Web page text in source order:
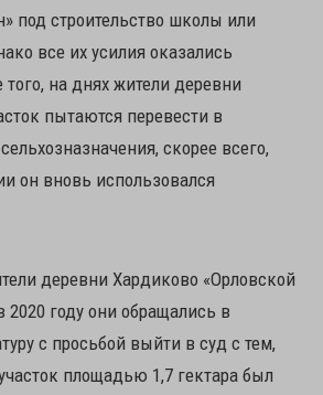
под строительство школы или
все их усилия оказались
на днях жители деревни
пытаются перевести в
скорее всего,
он вновь использовался
деревни Хардиково «Орловской
году они обращались в
с просьбой выйти в суд с тем,
площадью 1,7 гектара был